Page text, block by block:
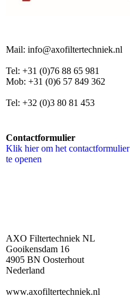
Mail: info@axofiltertechniek.nl
Tel: +31 (0)76 88 65 981
Mob: +31 (0)6 57 849 362
Tel: +32 (0)3 80 81 453
Contactformulier
Klik hier om het contactformulier
te openen
AXO Filtertechniek NL
Gooikensdam 16
4905 BN Oosterhout
Nederland
www.axofiltertechniek.nl